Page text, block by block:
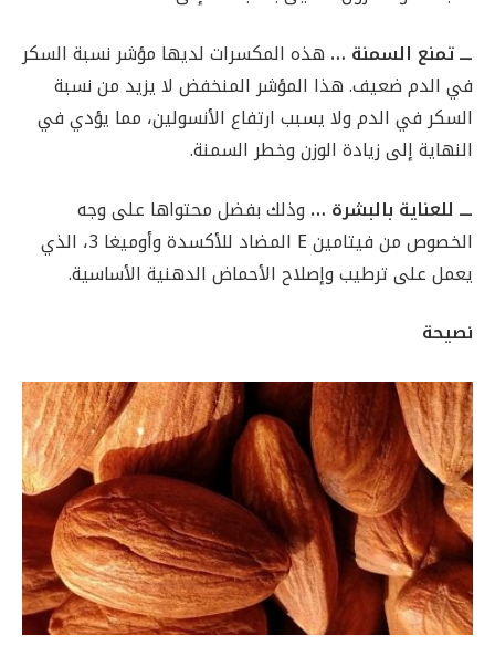
ـــ تمنع السمنة … هذه المكسرات لديها مؤشر نسبة السكر
في الدم ضعيف. هذا المؤشر المنخفض لا يزيد من نسبة
السكر في الدم ولا يسبب ارتفاع الأنسولين، مما يؤدي في
النهاية إلى زيادة الوزن وخطر السمنة.
ـــ للعناية بالبشرة … وذلك بفضل محتواها على وجه
الخصوص من فيتامين E المضاد للأكسدة وأوميغا 3، الذي
يعمل على ترطيب وإصلاح الأحماض الدهنية الأساسية.
نصيحة